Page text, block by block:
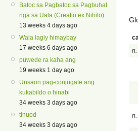
Batoc sa Pagbatoc sa Pagbuhat
nga sa Uala (Creatio ex Nihilo)
13 weeks 4 days ago
Wala lagiy himaybay
17 weeks 6 days ago
puwede ra kaha ang
19 weeks 1 day ago
Unsaon pag-conjugate ang
kukabildo o hinabi
34 weeks 3 days ago
tinuod
34 weeks 3 days ago
n.